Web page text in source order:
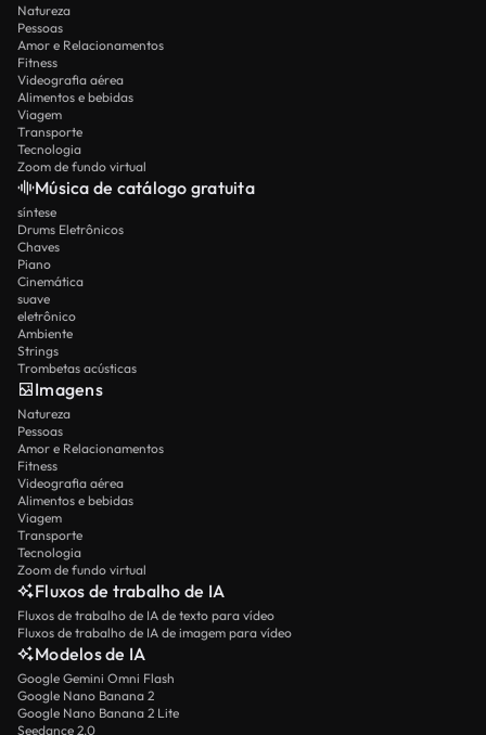
Natureza
Pessoas
Amor e Relacionamentos
Fitness
Videografia aérea
Alimentos e bebidas
Viagem
Transporte
Tecnologia
Zoom de fundo virtual
Música de catálogo gratuita
síntese
Drums Eletrônicos
Chaves
Piano
Cinemática
suave
eletrônico
Ambiente
Strings
Trombetas acústicas
Imagens
Natureza
Pessoas
Amor e Relacionamentos
Fitness
Videografia aérea
Alimentos e bebidas
Viagem
Transporte
Tecnologia
Zoom de fundo virtual
Fluxos de trabalho de IA
Fluxos de trabalho de IA de texto para vídeo
Fluxos de trabalho de IA de imagem para vídeo
Modelos de IA
Google Gemini Omni Flash
Google Nano Banana 2
Google Nano Banana 2 Lite
Seedance 2.0